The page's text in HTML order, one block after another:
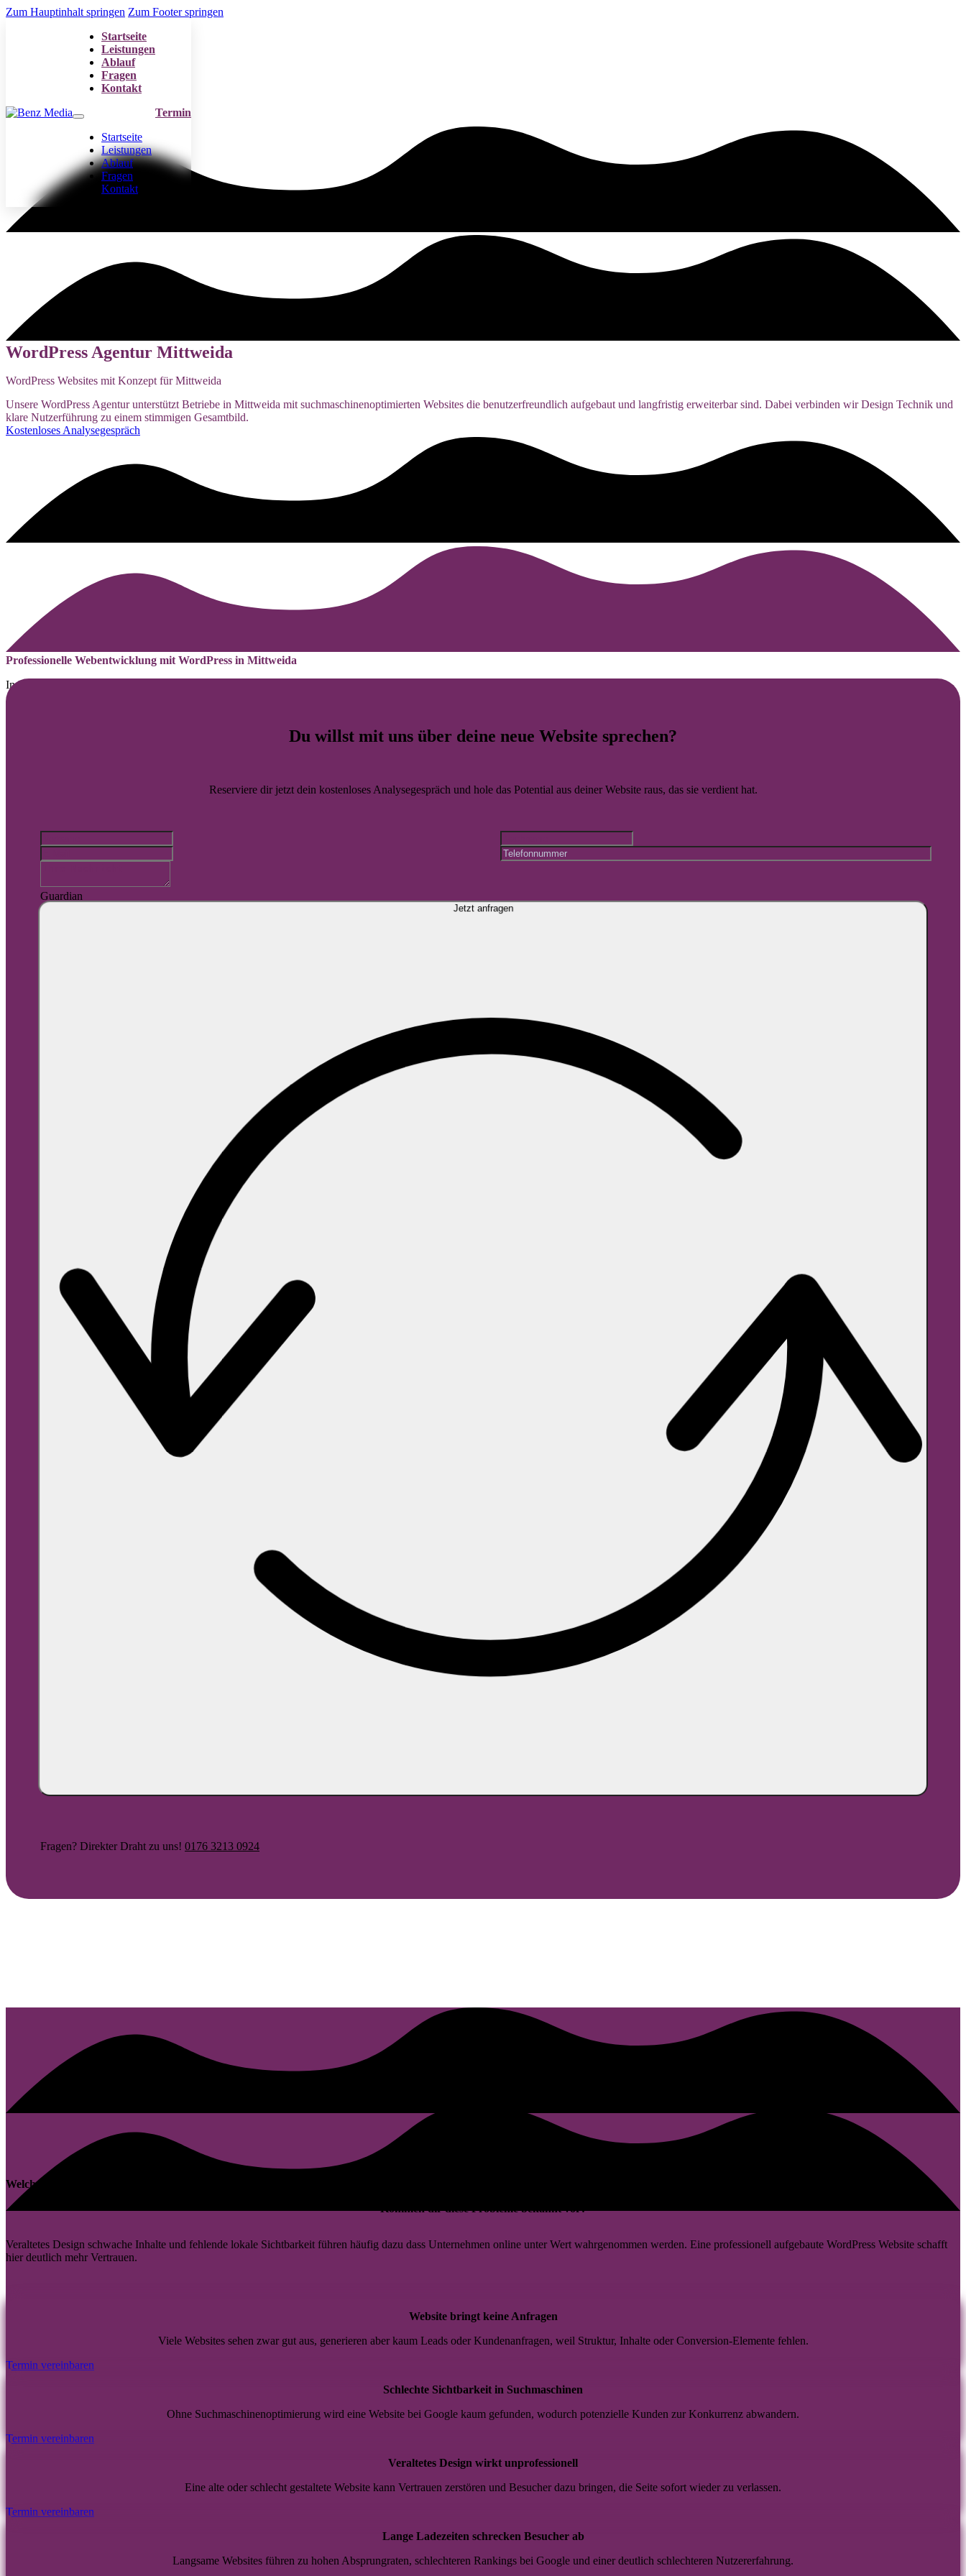
Zum Hauptinhalt springen Zum Footer springen
Startseite
Leistungen
Ablauf
Fragen
Kontakt
Startseite
Leistungen
Ablauf
Fragen
Kontakt
Termin
WordPress Agentur Mittweida
WordPress Websites mit Konzept für Mittweida
Unsere WordPress Agentur unterstützt Betriebe in Mittweida mit suchmaschinenoptimierten Websites die benutzerfreundlich aufgebaut und langfristig erweiterbar sind. Dabei verbinden wir Design Technik und
klare Nutzerführung zu einem stimmigen Gesamtbild.
Kostenloses Analysegespräch
Professionelle Webentwicklung mit WordPress in Mittweida
Individuelle WordPress Lösungen für Betriebe in Mittweida
Du willst mit uns über deine neue Website sprechen?
Reserviere dir jetzt dein kostenloses Analysegespräch und hole das Potential aus deiner Website raus, das sie verdient hat.
Guardian
Fragen? Direkter Draht zu uns! 0176 3213 0924
Welche Website Herausforderungen viele Unternehmen in Mittweida ausbremsen
Kommen dir diese Probleme bekannt vor?
Veraltetes Design schwache Inhalte und fehlende lokale Sichtbarkeit führen häufig dazu dass Unternehmen online unter Wert wahrgenommen werden. Eine professionell aufgebaute WordPress Website schafft
hier deutlich mehr Vertrauen.
Website bringt keine Anfragen
Viele Websites sehen zwar gut aus, generieren aber kaum Leads oder Kundenanfragen, weil Struktur, Inhalte oder Conversion-Elemente fehlen.
Termin vereinbaren
Schlechte Sichtbarkeit in Suchmaschinen
Ohne Suchmaschinenoptimierung wird eine Website bei Google kaum gefunden, wodurch potenzielle Kunden zur Konkurrenz abwandern.
Termin vereinbaren
Veraltetes Design wirkt unprofessionell
Eine alte oder schlecht gestaltete Website kann Vertrauen zerstören und Besucher dazu bringen, die Seite sofort wieder zu verlassen.
Termin vereinbaren
Lange Ladezeiten schrecken Besucher ab
Langsame Websites führen zu hohen Absprungraten, schlechteren Rankings bei Google und einer deutlich schlechteren Nutzererfahrung.